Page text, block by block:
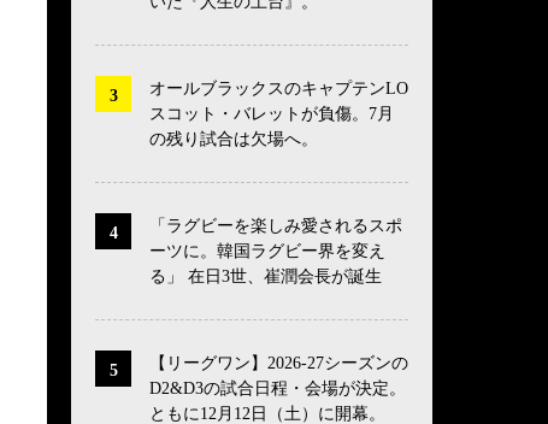
オールブラックスのキャプテンLO
スコット・バレットが負傷。7月
の残り試合は欠場へ。
「ラグビーを楽しみ愛されるスポ
ーツに。韓国ラグビー界を変え
る」 在日3世、崔潤会長が誕生
【リーグワン】2026-27シーズンの
D2&D3の試合日程・会場が決定。
ともに12月12日（土）に開幕。